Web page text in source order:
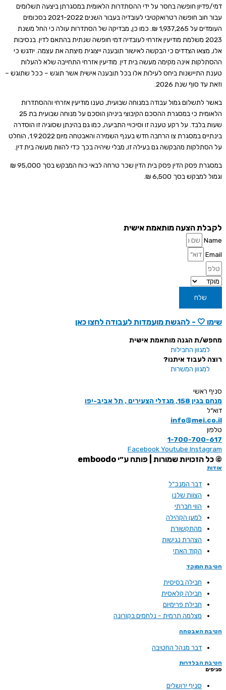
דמי/פדיון חופשה בחסר על ידי ההסתדרות הלאומית במסגרתן ביצעה תשלומים
עבור חוב חופשה רטרואקטיבי לעובדיה בעבור השנים 2021-2022 בסכומים
העומדים על 1,937,265 ₪. כמו כן, מבדיקה של הסתדרות עולה כי החל משנת
2023 משלמת מודיעין אזרחי לעובדיה דמי חופשה שנתית בהתאם לדין. בנסיבות
אלו, מצאו הצדדים כי הבקשה לאישור תובענה ייצוגית מיצתה את עצמה. יודגש כי
ההסתלקות אינה מקימה מעשה בית דין. מודיעין אזרחי התחייבה שלא להעלות
טענת התיישנות ביחס לעילות אלו בכל תובענה אישית אשר תוגש – ככל שתוגש –
וזאת עד סוף שנת 2026.
באשר לתשלום גמול עבודה במנוחה שבועית, טענו מודיעין אזרחי וההסתדרות
הלאומית כי במסגרת ההסכם הקיבוצי ביניהן הוסכם על מנוחה שבועית בת 25
שעות בלבד. על רקע טענה זו וסיכויי התביעה, כמו גם בהינתן שסוגיה זו הוסדרה
בינתיים במסגרת צו הרחבה חדש בענף השמירה והאבטחה מיום 1.9.2022, הוחלט
על הסתלקות מהבקשה גם בעילה זו, מבלי שיהיה בכך כדי להוות מעשה בית דין.
במסגרת פסק הדין פסק בית הדין שכר טרחה לבאי כוח המבקש בסך 95,000 ₪
וגמול למבקש בסך 6,500 ₪.
לקבלת הצעה מותאמת אישית
Name
Email
שלח
שימו 🤍 - להגשת מועמדות לעבודה לחצו כאן
מחפש/ת הגנה מותאמת אישית
למגוון החבילות
רוצה לעבוד איתנו?
למגוון המשרות
סניף ראשי
מנחם בגין 158, מגדלי הצעירים , תל אביב-יפו
דוא״ל
info@mei.co.il
טלפון
1-700-700-617
FacebookYoutube Instagram
© כל הזכויות שמורות | פותח ע״י emboodo
אודות
דבר המנכ״ל
הצוות שלנו
הווי חברתי
למען הקהילה
מהתקשורת
הצהרת נגישות
הקוד האתי
חטיבת המוקד
חבילה בסיסית
חבילה קלאסית
חבילת פרימיום
מצלמה תרמית - נלחמים בקורונה
חטיבת האבטחה
דבר מנהל החטיבה
חטיבת הבלדרות
סניפים
סניף ירושלים